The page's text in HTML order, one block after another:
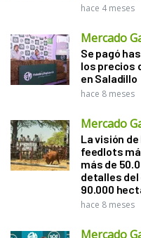
hace 4 meses
Mercado
Se pagó
los precios
en Saladillo
hace 8 meses
Mercado
La visión
feedlots
más de
detalles
90.000
hace 8 meses
Mercado